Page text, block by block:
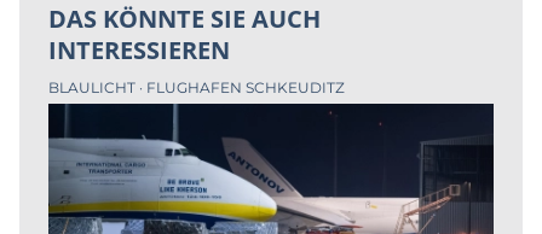
DAS KÖNNTE SIE AUCH
INTERESSIEREN
BLAULICHT FLUGHAFEN SCHKEUDITZ